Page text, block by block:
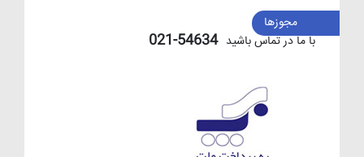
با ما در تماس باشید 54634-021
مجوزها